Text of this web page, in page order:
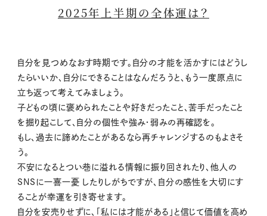
2025年上半期の全体運は？
自分を見つめなおす時期です。自分の才能を活かすにはどうし
たらいいか、自分にできることはなんだろうと、もう一度原点に
立ち返って考えてみましょう。
子どもの頃に褒められたことや好きだったこと、苦手だったこと
を掘り起こして、自分の個性や強み・弱みの再確認を。
もし、過去に諦めたことがあるなら再チャレンジするのもよさそ
う。
不安になるとつい巷に溢れる情報に振り回されたり、他人の
SNSに一喜一憂 したりしがちですが、自分の感性を大切にす
ることが幸運を引き寄せます。
自分を安売りせずに、「私には才能がある」と信じて価値を高め